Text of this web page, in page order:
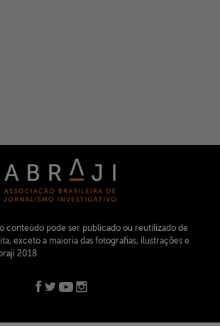
conteúdo pode ser publicado ou reutilizado de
exceto a maioria das fotografias, ilustrações e
2018